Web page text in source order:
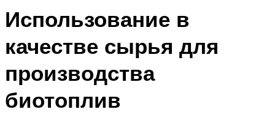
Использование в
качестве сырья для
производства
биотоплив